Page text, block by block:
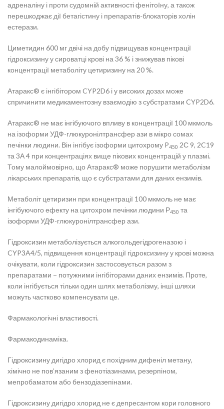
адреналіну і проти судомній активності фенітоїну, а також
перешкоджає дії бетагістину і препаратів-блокаторів холін
естерази.
Циметидин 600 мг двічі на добу підвищував концентрації
гідроксизину у сироватці крові на 36 % і знижував пікові
концентрації метаболіту цетиризину на 20 %.
Атаракс® є інгібітором CYP2D6 і у високих дозах може
спричинити медикаментозну взаємодію з субстратами CYP2D6.
Атаракс® не має інгібуючого впливу в концентрації 100 мкмоль
на ізоформи УДФ-глюкуронілтрансфер ази в мікро сомах
печінки людини. Він інгібує ізоформи цитохрому P450 2С 9, 2C19
та 3А 4 при концентраціях вище пікових концентрацій у плазмі.
Тому малоймовірно, що Атаракс® може порушити метаболізм
лікарських препаратів, що є субстратами для даних ензимів.
Метаболіт цетиризин при концентрації 100 мкмоль не має
інгібуючого ефекту на цитохром печінки людини Р450 та
ізоформи УДФ-глюкуронілтрансфер ази.
Гідроксизин метаболізується алкогольдегідрогеназою і
CYP3A4/5, підвищення концентрації гідроксизину у крові можна
очікувати, коли гідроксизин застосовується разом з
препаратами − потужними інгібіторами даних ензимів. Проте,
коли інгібується тільки один шлях метаболізму, інші шляхи
можуть частково компенсувати це.
Фармакологічні властивості.
Фармакодинаміка.
Гідроксизину дигідро хлорид є похідним дифеніл метану,
хімічно не пов’язаним з фенотіазинами, резерпіном,
мепробаматом або бензодіазепінами.
Гідроксизину дигідро хлорид не є депресантом кори головного